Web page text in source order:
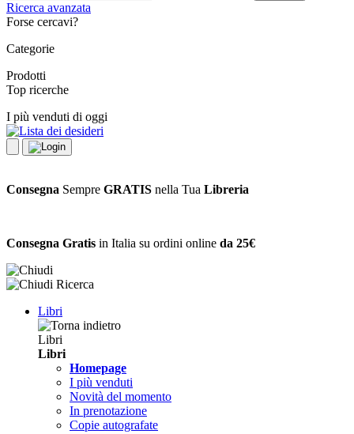
Ricerca avanzata
Forse cercavi?
Categorie
Prodotti
Top ricerche
I più venduti di oggi
Consegna Sempre GRATIS nella Tua Libreria
Consegna Gratis in Italia su ordini online da 25€
Libri
Libri
Libri
Homepage
I più venduti
Novità del momento
In prenotazione
Copie autografate